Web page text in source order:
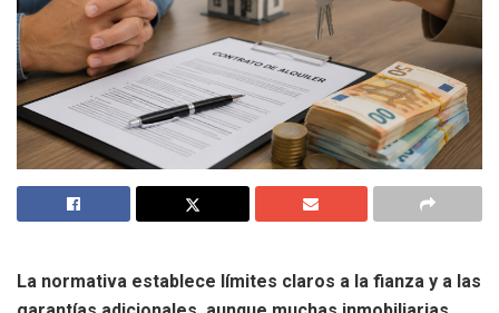
La normativa establece límites claros a la fianza y a las